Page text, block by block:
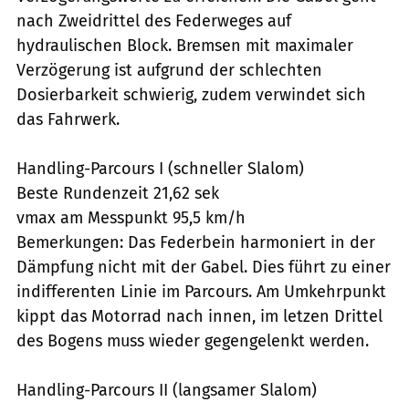
nach Zweidrittel des Federweges auf
hydraulischen Block. Bremsen mit maximaler
Verzögerung ist aufgrund der schlechten
Dosierbarkeit schwierig, zudem verwindet sich
das Fahrwerk.
Handling-Parcours I (schneller Slalom)
Beste Rundenzeit 21,62 sek
vmax am Messpunkt 95,5 km/h
Bemerkungen: Das Federbein harmoniert in der
Dämpfung nicht mit der Gabel. Dies führt zu einer
indifferenten Linie im Parcours. Am Umkehrpunkt
kippt das Motorrad nach innen, im letzen Drittel
des Bogens muss wieder gegengelenkt werden.
Handling-Parcours II (langsamer Slalom)